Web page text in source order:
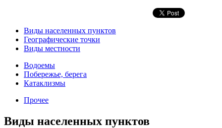
Виды населенных пунктов
Географические точки
Виды местности
Водоемы
Побережье, берега
Катаклизмы
Прочее
Виды населенных пунктов